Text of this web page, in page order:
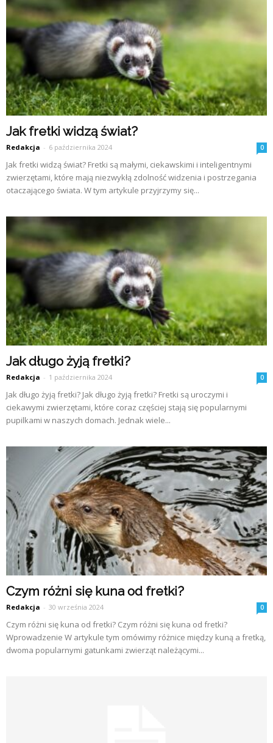
Jak fretki widzą świat?
Redakcja - 6 października 2024 0
Jak fretki widzą świat? Fretki są małymi, ciekawskimi i inteligentnymi
zwierzętami, które mają niezwykłą zdolność widzenia i postrzegania
otaczającego świata. W tym artykule przyjrzymy się...
Jak długo żyją fretki?
Redakcja - 1 października 2024 0
Jak długo żyją fretki? Jak długo żyją fretki? Fretki są uroczymi i
ciekawymi zwierzętami, które coraz częściej stają się popularnymi
pupilkami w naszych domach. Jednak wiele...
Czym różni się kuna od fretki?
Redakcja - 30 września 2024 0
Czym różni się kuna od fretki? Czym różni się kuna od fretki?
Wprowadzenie W artykule tym omówimy różnice między kuną a fretką,
dwoma popularnymi gatunkami zwierząt należącymi...